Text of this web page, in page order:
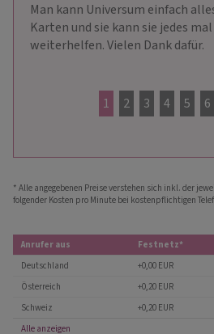
Man kann Universum einfach
Karten und sie kann sie jedes
weiterhelfen. Vielen Dank dafür.
1 2 3 4 5 6
* Alle angegebenen Preise verstehen sich inkl. der
folgender Kosten pro Minute bei kostenpflichtigen
Anrufer aus Festnetz*
Deutschland
+0,00 EUR
Österreich
+0,20 EUR
Schweiz
+0,20 EUR
Alle anzeigen